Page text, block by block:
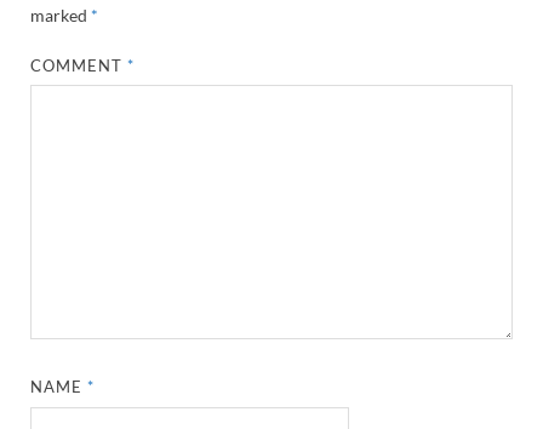
marked *
COMMENT*
NAME*